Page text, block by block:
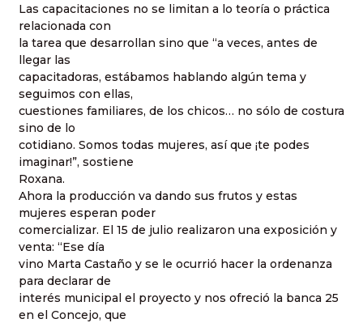
Las capacitaciones no se limitan a lo teoría o práctica
relacionada con
la tarea que desarrollan sino que “a veces, antes de
llegar las
capacitadoras, estábamos hablando algún tema y
seguimos con ellas,
cuestiones familiares, de los chicos… no sólo de costura
sino de lo
cotidiano. Somos todas mujeres, así que ¡te podes
imaginar!”, sostiene
Roxana.
Ahora la producción va dando sus frutos y estas
mujeres esperan poder
comercializar. El 15 de julio realizaron una exposición y
venta: “Ese día
vino Marta Castaño y se le ocurrió hacer la ordenanza
para declarar de
interés municipal el proyecto y nos ofreció la banca 25
en el Concejo, que